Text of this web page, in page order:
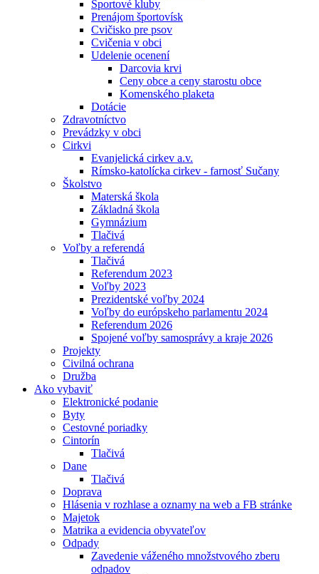
Športové kluby
Prenájom športovísk
Cvičisko pre psov
Cvičenia v obci
Udelenie ocenení
Darcovia krvi
Ceny obce a ceny starostu obce
Komenského plaketa
Dotácie
Zdravotníctvo
Prevádzky v obci
Cirkvi
Evanjelická cirkev a.v.
Rímsko-katolícka cirkev - farnosť Sučany
Školstvo
Materská škola
Základná škola
Gymnázium
Tlačivá
Voľby a referendá
Tlačivá
Referendum 2023
Voľby 2023
Prezidentské voľby 2024
Voľby do európskeho parlamentu 2024
Referendum 2026
Spojené voľby samosprávy a kraje 2026
Projekty
Civilná ochrana
Družba
Ako vybaviť
Elektronické podanie
Byty
Cestovné poriadky
Cintorín
Tlačivá
Dane
Tlačivá
Doprava
Hlásenia v rozhlase a oznamy na web a FB stránke
Majetok
Matrika a evidencia obyvateľov
Odpady
Zavedenie váženého množstvového zberu
odpadov